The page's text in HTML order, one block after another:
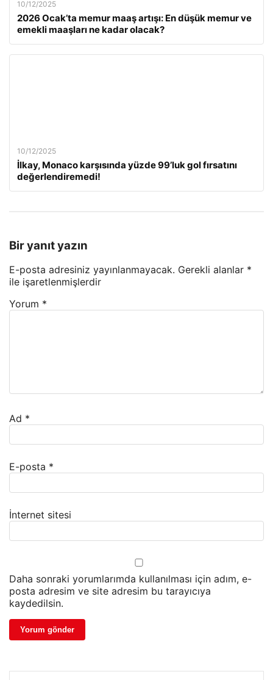
10/12/2025
2026 Ocak’ta memur maaş artışı: En düşük memur ve
emekli maaşları ne kadar olacak?
10/12/2025
İlkay, Monaco karşısında yüzde 99’luk gol fırsatını
değerlendiremedi!
Bir yanıt yazın
E-posta adresiniz yayınlanmayacak. Gerekli alanlar *
ile işaretlenmişlerdir
Yorum *
Ad *
E-posta *
İnternet sitesi
Daha sonraki yorumlarımda kullanılması için adım, e-
posta adresim ve site adresim bu tarayıcıya
kaydedilsin.